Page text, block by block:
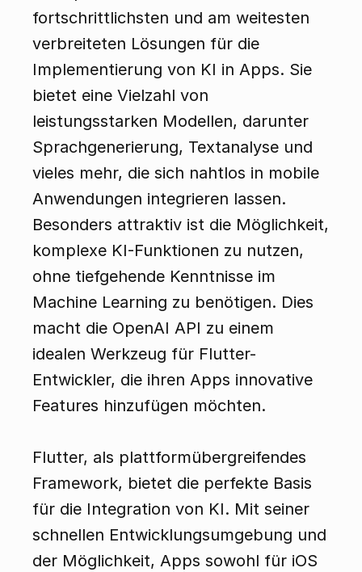
fortschrittlichsten und am weitesten
verbreiteten Lösungen für die
Implementierung von KI in Apps. Sie
bietet eine Vielzahl von
leistungsstarken Modellen, darunter
Sprachgenerierung, Textanalyse und
vieles mehr, die sich nahtlos in mobile
Anwendungen integrieren lassen.
Besonders attraktiv ist die Möglichkeit,
komplexe KI-Funktionen zu nutzen,
ohne tiefgehende Kenntnisse im
Machine Learning zu benötigen. Dies
macht die OpenAI API zu einem
idealen Werkzeug für Flutter-
Entwickler, die ihren Apps innovative
Features hinzufügen möchten.
Flutter, als plattformübergreifendes
Framework, bietet die perfekte Basis
für die Integration von KI. Mit seiner
schnellen Entwicklungsumgebung und
der Möglichkeit, Apps sowohl für iOS